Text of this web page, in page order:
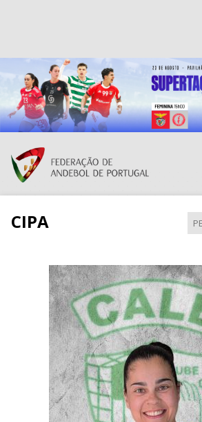
Resultados Andebol
Federação de Andebol de Portugal
Grátis - Disponivel na Play Store
CIPA